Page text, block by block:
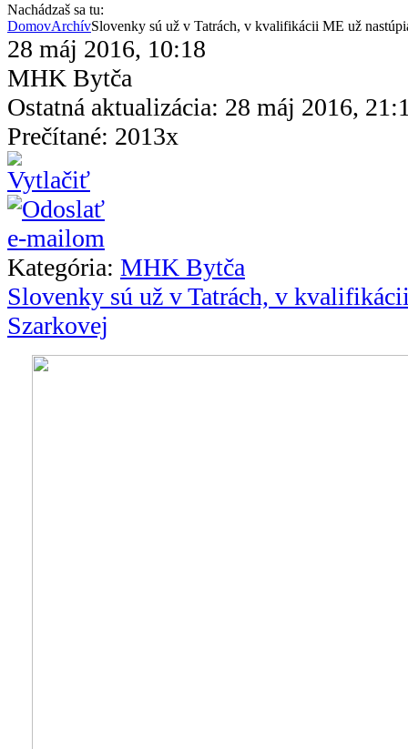
Nachádzaš sa tu:
DomovArchívSlovenky sú už v Tatrách, v kvalifikácii ME už
28 máj 2016, 10:18
MHK Bytča
Ostatná aktualizácia: 28 máj 2016,
Prečítané: 2013x
Kategória: MHK Bytča
Slovenky sú už v Tatrách, v
Szarkovej